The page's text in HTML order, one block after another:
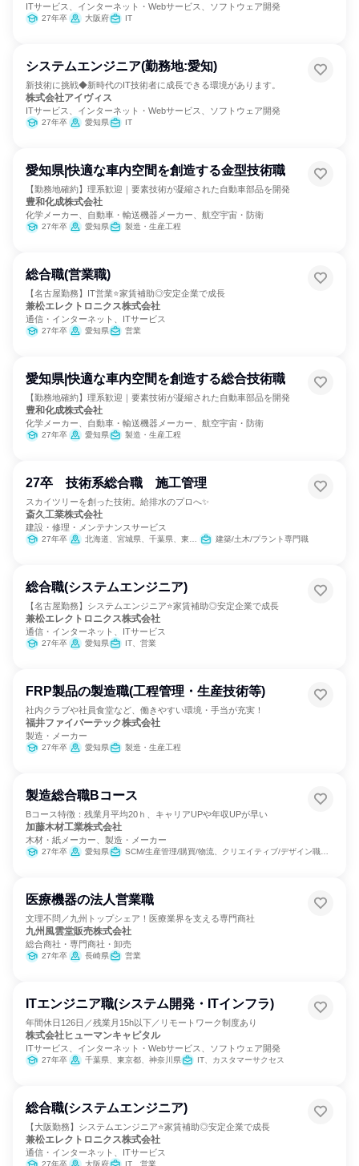
ITサービス、インターネット・Webサービス、ソフトウェア開発
27年卒 大阪府 IT
システムエンジニア(勤務地:愛知)
新技術に挑戦◆新時代のIT技術者に成長できる環境があります。
株式会社アイヴィス
ITサービス、インターネット・Webサービス、ソフトウェア開発
27年卒 愛知県 IT
愛知県|快適な車内空間を創造する金型技術職
【勤務地確約】理系歓迎｜要素技術が凝縮された自動車部品を開発
豊和化成株式会社
化学メーカー、自動車・輸送機器メーカー、航空宇宙・防衛
27年卒 愛知県 製造・生産工程
総合職(営業職)
【名古屋勤務】IT営業⭐家賃補助◎安定企業で成長
兼松エレクトロニクス株式会社
通信・インターネット、ITサービス
27年卒 愛知県 営業
愛知県|快適な車内空間を創造する総合技術職
【勤務地確約】理系歓迎｜要素技術が凝縮された自動車部品を開発
豊和化成株式会社
化学メーカー、自動車・輸送機器メーカー、航空宇宙・防衛
27年卒 愛知県 製造・生産工程
27卒 技術系総合職 施工管理
スカイツリーを創った技術。給排水のプロへ✨
斎久工業株式会社
建設・修理・メンテナンスサービス
27年卒 北海道、宮城県、千葉県、東京都、神奈川県、愛知県、大阪府、岡山県、広島県、福岡県 建築/土木/プラント専門職
総合職(システムエンジニア)
【名古屋勤務】システムエンジニア⭐家賃補助◎安定企業で成長
兼松エレクトロニクス株式会社
通信・インターネット、ITサービス
27年卒 愛知県 IT、営業
FRP製品の製造職(工程管理・生産技術等)
社内クラブや社員食堂など、働きやすい環境・手当が充実！
福井ファイバーテック株式会社
製造・メーカー
27年卒 愛知県 製造・生産工程
製造総合職Bコース
Bコース特徴：残業月平均20ｈ、キャリアUPや年収UPが早い
加藤木材工業株式会社
木材・紙メーカー、製造・メーカー
27年卒 愛知県 SCM/生産管理/購買/物流、クリエイティブ/デザイン職、製造・生産工程、建築/土木/プラント専門職、学術研究
医療機器の法人営業職
文理不問／九州トップシェア！医療業界を支える専門商社
九州風雲堂販売株式会社
総合商社・専門商社・卸売
27年卒 長崎県 営業
ITエンジニア職(システム開発・ITインフラ)
年間休日126日／残業月15h以下／リモートワーク制度あり
株式会社ヒューマンキャピタル
ITサービス、インターネット・Webサービス、ソフトウェア開発
27年卒 千葉県、東京都、神奈川県 IT、カスタマーサクセス
総合職(システムエンジニア)
【大阪勤務】システムエンジニア⭐家賃補助◎安定企業で成長
兼松エレクトロニクス株式会社
通信・インターネット、ITサービス
27年卒 大阪府 IT、営業